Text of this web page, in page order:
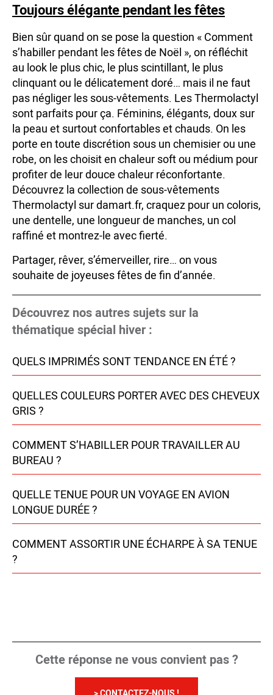
Toujours élégante pendant les fêtes
Bien sûr quand on se pose la question « Comment
s’habiller pendant les fêtes de Noël », on réfléchit
au look le plus chic, le plus scintillant, le plus
clinquant ou le délicatement doré… mais il ne faut
pas négliger les sous-vêtements. Les Thermolactyl
sont parfaits pour ça. Féminins, élégants, doux sur
la peau et surtout confortables et chauds. On les
porte en toute discrétion sous un chemisier ou une
robe, on les choisit en chaleur soft ou médium pour
profiter de leur douce chaleur réconfortante.
Découvrez la collection de sous-vêtements
Thermolactyl sur damart.fr, craquez pour un coloris,
une dentelle, une longueur de manches, un col
raffiné et montrez-le avec fierté.
Partager, rêver, s’émerveiller, rire… on vous
souhaite de joyeuses fêtes de fin d’année.
Découvrez nos autres sujets sur la
thématique spécial hiver :
QUELS IMPRIMÉS SONT TENDANCE EN ÉTÉ ?
QUELLES COULEURS PORTER AVEC DES CHEVEUX
GRIS ?
COMMENT S’HABILLER POUR TRAVAILLER AU
BUREAU ?
QUELLE TENUE POUR UN VOYAGE EN AVION
LONGUE DURÉE ?
COMMENT ASSORTIR UNE ÉCHARPE À SA TENUE
?
Cette réponse ne vous convient pas ?